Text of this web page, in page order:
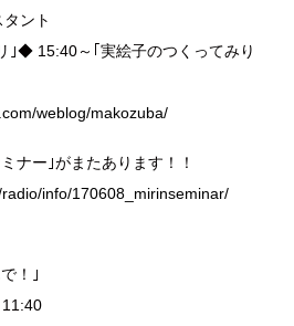
ント
｣◆ 15:40～｢実絵子のつくってみり
weblog/makozuba/
ナー｣がまたあります！！
info/170608_mirinseminar/
！｣
11:40